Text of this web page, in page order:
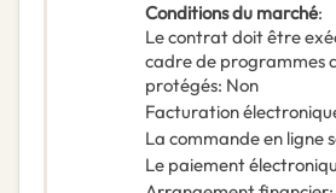
Conditions du marché:
Le contrat doit être
cadre de programmes
protégés: Non
Facturation
La commande en ligne
Le paiement